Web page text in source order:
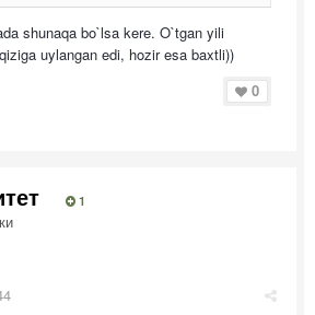
shunaqa bo`lsa kere. O`tgan yili
uylangan edi, hozir esa baxtli))
0
1